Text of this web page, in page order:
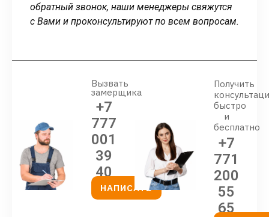
обратный звонок, наши менеджеры свяжутся
с Вами и проконсультируют по всем вопросам.
Вызвать
замерщика
+7
777
001
39
40
НАПИСАТЬ
Получить
быстро
и
бесплатно
+7
771
200
55
65